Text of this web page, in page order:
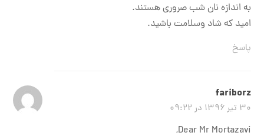
به اندازه نان شب صروری هستند.
امید که شاد وسلامت باشید.
پاسخ
fariborz
۳۰ تیر ۱۳۹۶ در ۰۹:۲۲
Dear Mr Mortazavi,